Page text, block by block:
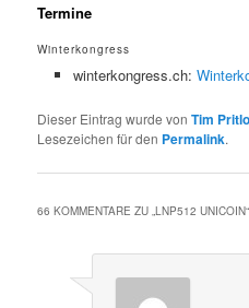
Termine
Winterkongress
winterkongress.ch:
Dieser Eintrag wurde vonTim
Lesezeichen für den Permalink.
66 KOMMENTARE ZU „LNP512 UNICOIN“